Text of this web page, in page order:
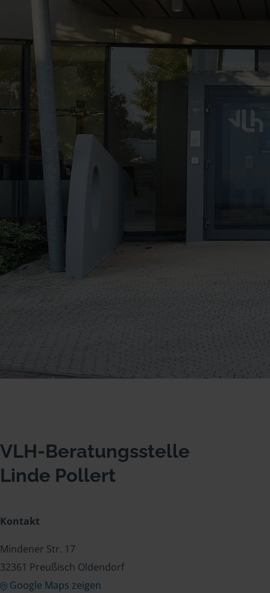
VLH-Beratungsstelle
Linde Pollert
Kontakt
Mindener Str. 17
32361 Preußisch Oldendorf
Google Maps zeigen